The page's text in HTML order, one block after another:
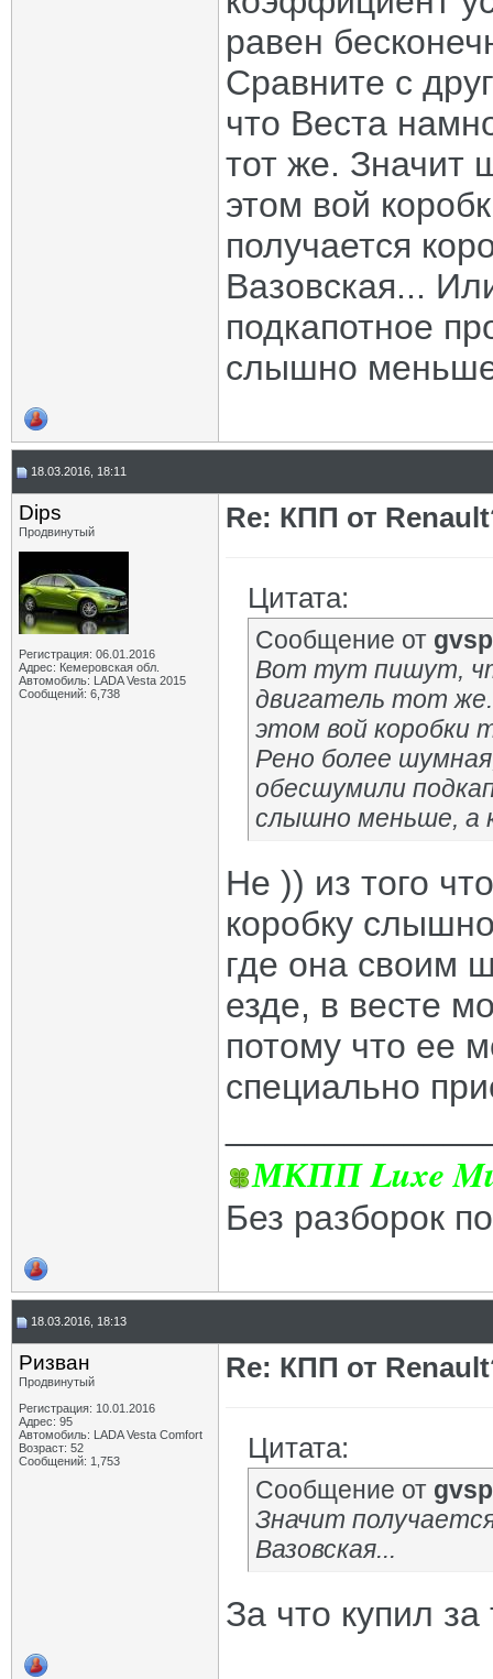
равен
Сравните с
что Веста
тот же. Значит
этом вой
получается
Вазовская...
подкапотное
слышно
18.03.2016, 18:11
Dips
Продвинутый
Регистрация: 06.01.2016
Адрес: Кемеровская обл.
Автомобиль: LADA Vesta 2015
Сообщений: 6,738
Re: КПП от
Цитата:
Сообщение от gvsp
Вот тут пишут,
двигатель тот
этом вой коробки
Рено более
обесшумили
слышно меньше, а
Не )) из того
коробку
где она своим
езде, в весте
потому что ее
специально
МКПП Luxe
Без разборок
18.03.2016, 18:13
Ризван
Продвинутый
Регистрация: 10.01.2016
Адрес: 95
Автомобиль: LADA Vesta Сomfort
Возраст: 52
Сообщений: 1,753
Re: КПП от
Цитата:
Сообщение от gvsp
Значит
Вазовская...
За что купил